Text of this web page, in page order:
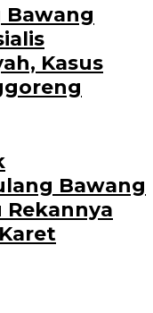
Bawang
Kasus
Bawang
Rekannya